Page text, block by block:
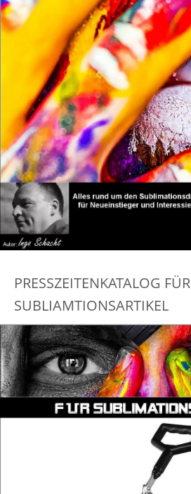
PRESSZEITENKATALOG FÜR
SUBLIAMTIONSARTIKEL